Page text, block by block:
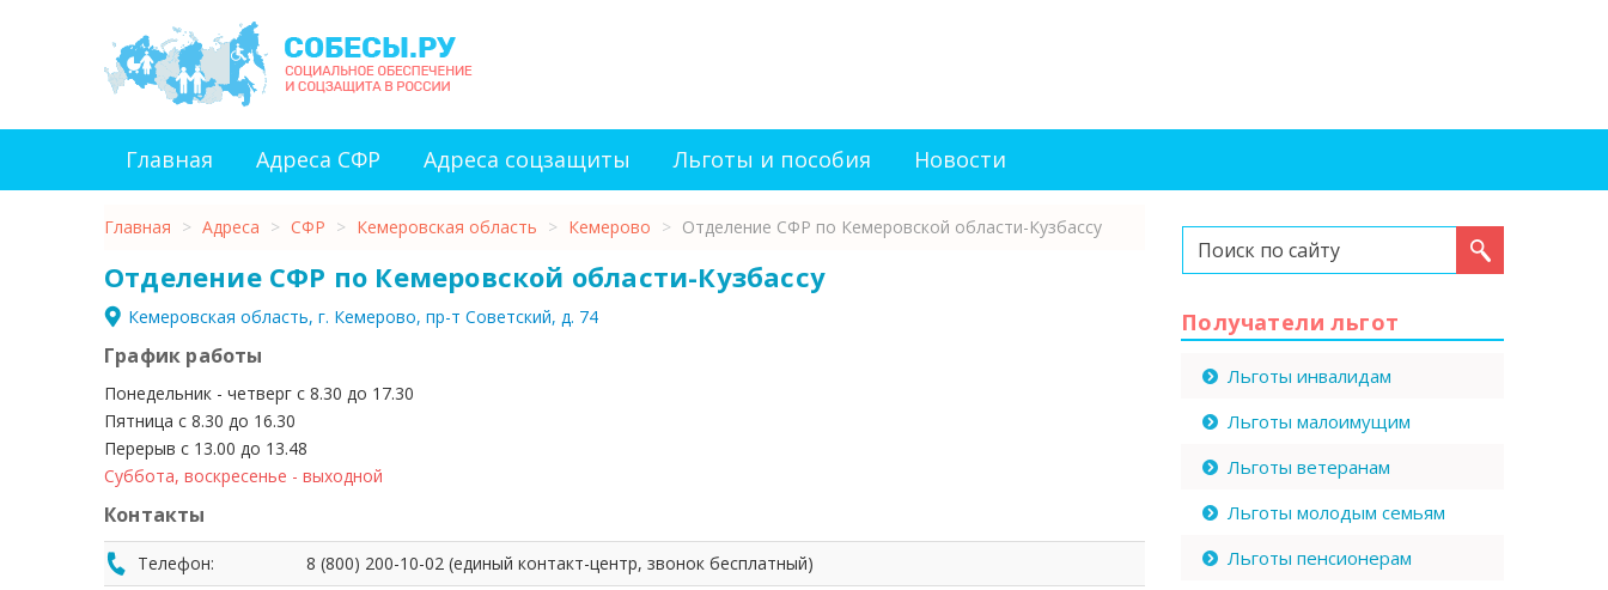
Главная Адреса СФР Адреса соцзащиты Льготы и пособия Новости
Главная > Адреса > СФР > Кемеровская область > Кемерово > Отделение СФР по Кемеровской области-Кузбассу
Отделение СФР по Кемеровской области-Кузбассу
Кемеровская область, г. Кемерово, пр-т Советский, д. 74
График работы
Понедельник - четверг с 8.30 до 17.30
Пятница с 8.30 до 16.30
Перерыв с 13.00 до 13.48
Суббота, воскресенье - выходной
Контакты
Телефон:
8 (800) 200-10-02 (единый контакт-центр, звонок бесплатный)
Искать...
Получатели льгот
Льготы инвалидам
Льготы малоимущим
Льготы ветеранам
Льготы молодым семьям
Льготы пенсионерам